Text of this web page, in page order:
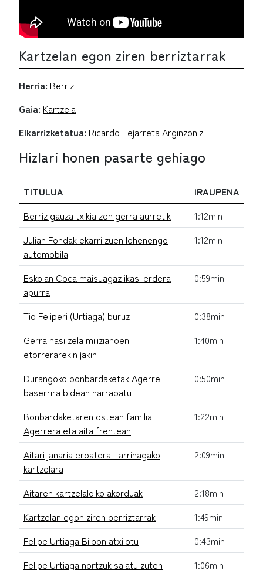
Kartzelan egon ziren berriztarrak
Herria: Berriz
Gaia: Kartzela
Elkarrizketatua: Ricardo Lejarreta Arginzoniz
Hizlari honen pasarte gehiago
TITULUA
IRAUPENA
Berriz gauza txikia zen gerra aurretik
1:12min
Julian Fondak ekarri zuen lehenengo
automobila
1:12min
Eskolan Coca maisuagaz ikasi erdera
apurra
0:59min
Tio Feliperi (Urtiaga) buruz
0:38min
Gerra hasi zela milizianoen
etorrerarekin jakin
1:40min
Durangoko bonbardaketak Agerre
baserrira bidean harrapatu
0:50min
Bonbardaketaren ostean familia
Agerrera eta aita frentean
1:22min
Aitari janaria eroatera Larrinagako
kartzelara
2:09min
Aitaren kartzelaldiko akorduak
2:18min
Kartzelan egon ziren berriztarrak
1:49min
Felipe Urtiaga Bilbon atxilotu
0:43min
Felipe Urtiaga nortzuk salatu zuten
1:06min